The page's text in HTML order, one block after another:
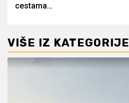
cestama…
VIŠE IZ KATEGORIJE